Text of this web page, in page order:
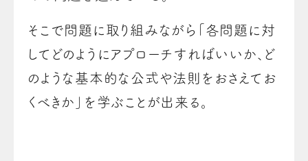
そこで問題に取り組みながら「各問題に対
してどのようにアプローチすればいいか、ど
のような基本的な公式や法則をおさえてお
くべきか」を学ぶことが出来る。